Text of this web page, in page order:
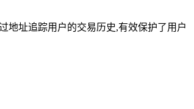
地址追踪用户的交易历史,有效保护了用户